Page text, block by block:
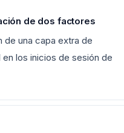
de dos factores
de una capa extra de
en los inicios de sesión de